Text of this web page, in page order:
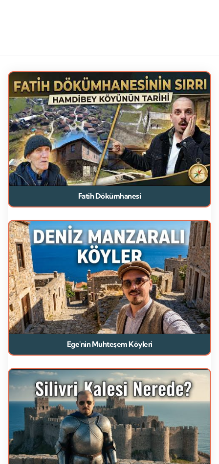
Fatih Dökümhanesi
Ege'nin Muhteşem Köyleri